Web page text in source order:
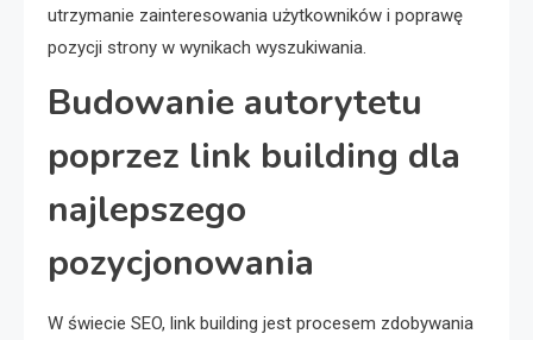
utrzymanie zainteresowania użytkowników i poprawę
pozycji strony w wynikach wyszukiwania.
Budowanie autorytetu
poprzez link building dla
najlepszego
pozycjonowania
W świecie SEO, link building jest procesem zdobywania